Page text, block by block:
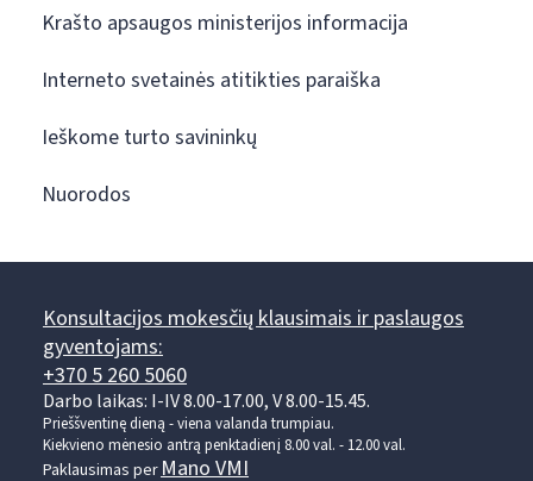
Krašto apsaugos ministerijos informacija
Interneto svetainės atitikties paraiška
Ieškome turto savininkų
Nuorodos
Konsultacijos mokesčių klausimais ir paslaugos
gyventojams:
+370 5 260 5060
Darbo laikas: I-IV 8.00-17.00, V 8.00-15.45.
Prieššventinę dieną - viena valanda trumpiau.
Kiekvieno mėnesio antrą penktadienį 8.00 val. - 12.00 val.
Paklausimas perMano VMI